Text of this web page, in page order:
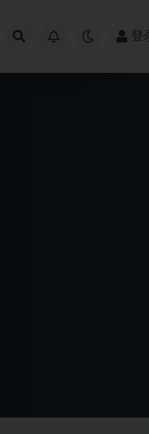
登